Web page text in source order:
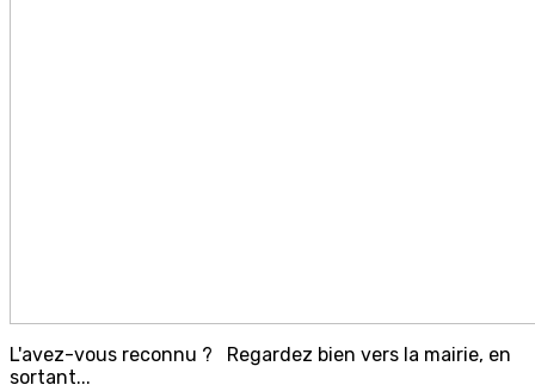
L'avez-vous reconnu ? Regardez bien vers la mairie, en
sortant...